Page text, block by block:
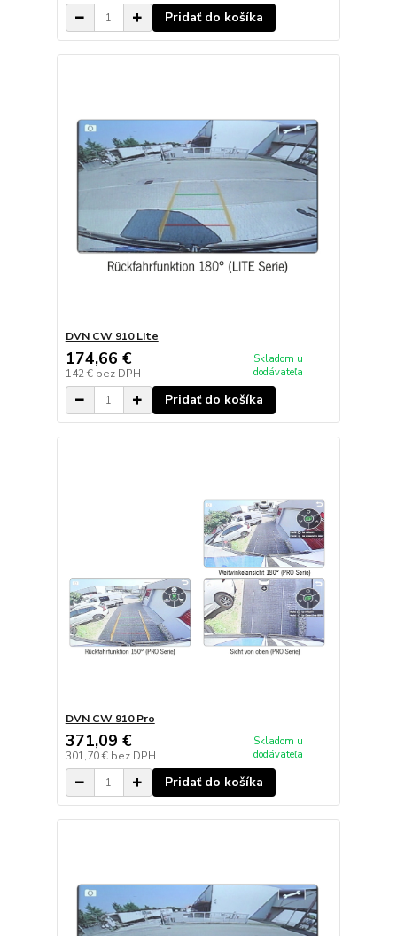
Pridať do košíka
DVN CW 910 Lite
174,66 €
142 € bez DPH
Skladom u
dodávateľa
Pridať do košíka
DVN CW 910 Pro
371,09 €
301,70 € bez DPH
Skladom u
dodávateľa
Pridať do košíka